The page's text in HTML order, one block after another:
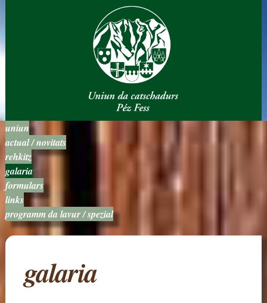
uniun
actual / novitats
rehkitz
galaria
formulars
links
programm da lavur / spezial
galaria